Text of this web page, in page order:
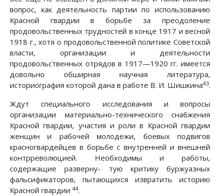
вопрос, как деятельность партии по использованию
Красной гвардии в борьбе за преодоление
продовольственных трудностей в конце 1917 и весной
1918 г., хотя о продовольственной политике Советской
власти, организации и деятельности
продовольственных отрядов в 1917—1920 гг. имеется
довольно обширная научная литература,
историография которой дана в работе В. И. Шишкина43.
Ждут специального исследования и вопросы
организации материально-технического снабжения
Красной гвардии, участия и роли в Красной гвардии
женщин и рабочей молодежи, боевых подвигов
красногвардейцев в борьбе с внутренней и внешней
контрреволюцией. Необходимы и работы,
содержащие разверну- тую критику буржуазных
фальсификаторов, пытающихся извратить историю
Красной гвардии 44.